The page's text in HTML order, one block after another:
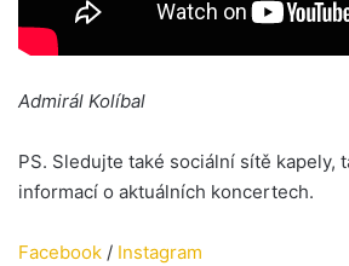
Admirál Kolíbal
PS. Sledujte také sociální sítě kapely,
informací o aktuálních koncertech.
Facebook / Instagram